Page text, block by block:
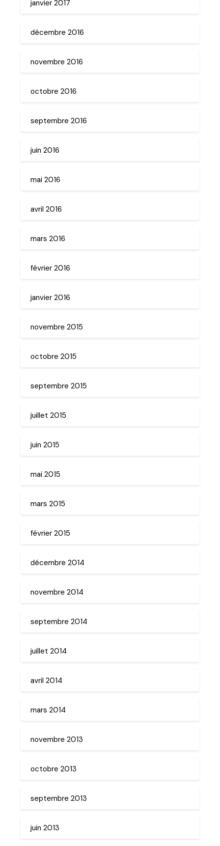
janvier 2017
décembre 2016
novembre 2016
octobre 2016
septembre 2016
juin 2016
mai 2016
avril 2016
mars 2016
février 2016
janvier 2016
novembre 2015
octobre 2015
septembre 2015
juillet 2015
juin 2015
mai 2015
mars 2015
février 2015
décembre 2014
novembre 2014
septembre 2014
juillet 2014
avril 2014
mars 2014
novembre 2013
octobre 2013
septembre 2013
juin 2013